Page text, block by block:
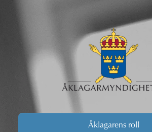
Åklagarens roll